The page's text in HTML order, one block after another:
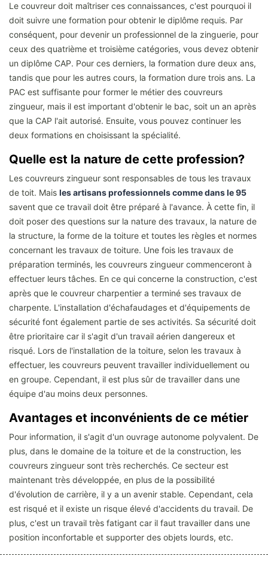
Le couvreur doit maîtriser ces connaissances, c'est pourquoi il
doit suivre une formation pour obtenir le diplôme requis. Par
conséquent, pour devenir un professionnel de la zinguerie, pour
ceux des quatrième et troisième catégories, vous devez obtenir
un diplôme CAP. Pour ces derniers, la formation dure deux ans,
tandis que pour les autres cours, la formation dure trois ans. La
PAC est suffisante pour former le métier des couvreurs
zingueur, mais il est important d'obtenir le bac, soit un an après
que la CAP l'ait autorisé. Ensuite, vous pouvez continuer les
deux formations en choisissant la spécialité.
Quelle est la nature de cette profession?
Les couvreurs zingueur sont responsables de tous les travaux
de toit. Mais les artisans professionnels comme dans le 95
savent que ce travail doit être préparé à l'avance. À cette fin, il
doit poser des questions sur la nature des travaux, la nature de
la structure, la forme de la toiture et toutes les règles et normes
concernant les travaux de toiture. Une fois les travaux de
préparation terminés, les couvreurs zingueur commenceront à
effectuer leurs tâches. En ce qui concerne la construction, c'est
après que le couvreur charpentier a terminé ses travaux de
charpente. L'installation d'échafaudages et d'équipements de
sécurité font également partie de ses activités. Sa sécurité doit
être prioritaire car il s'agit d'un travail aérien dangereux et
risqué. Lors de l'installation de la toiture, selon les travaux à
effectuer, les couvreurs peuvent travailler individuellement ou
en groupe. Cependant, il est plus sûr de travailler dans une
équipe d'au moins deux personnes.
Avantages et inconvénients de ce métier
Pour information, il s'agit d'un ouvrage autonome polyvalent. De
plus, dans le domaine de la toiture et de la construction, les
couvreurs zingueur sont très recherchés. Ce secteur est
maintenant très développée, en plus de la possibilité
d'évolution de carrière, il y a un avenir stable. Cependant, cela
est risqué et il existe un risque élevé d'accidents du travail. De
plus, c'est un travail très fatigant car il faut travailler dans une
position inconfortable et supporter des objets lourds, etc.